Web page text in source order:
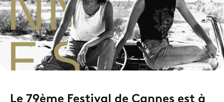
Le 79ème Festival de Cannes est à